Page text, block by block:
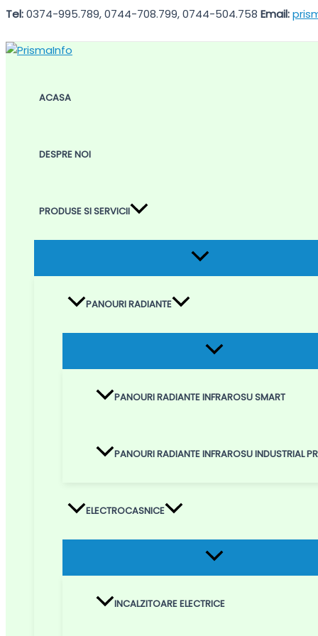
Skip
content
Tel:0374-995.789, 0744-708.799, 0744-504.758 Email:
ACASA
DESPRE NOI
PRODUSE SI SERVICII
Menu
Toggle
PANOURI RADIANTE
Menu
Toggle
PANOURI RADIANTE INFRAROSU SMART
PANOURI RADIANTE INFRAROSU INDUSTRIAL
ELECTROCASNICE
Menu
Toggle
INCALZITOARE ELECTRICE